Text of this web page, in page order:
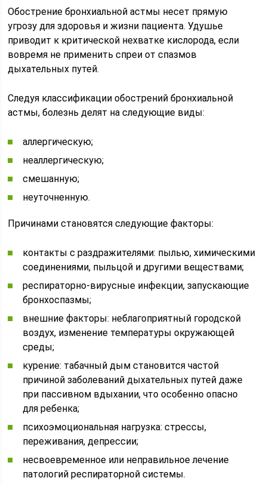
Обострение бронхиальной астмы несет прямую
угрозу для здоровья и жизни пациента. Удушье
приводит к критической нехватке кислорода, если
вовремя не применить спреи от спазмов
дыхательных путей.
Следуя классификации обострений бронхиальной
астмы, болезнь делят на следующие виды:
аллергическую;
неаллергическую;
смешанную;
неуточненную.
Причинами становятся следующие факторы:
контакты с раздражителями: пылью, химическими
соединениями, пыльцой и другими веществами;
респираторно-вирусные инфекции, запускающие
бронхоспазмы;
внешние факторы: неблагоприятный городской
воздух, изменение температуры окружающей
среды;
курение: табачный дым становится частой
причиной заболеваний дыхательных путей даже
при пассивном вдыхании, что особенно опасно
для ребенка;
психоэмоциональная нагрузка: стрессы,
переживания, депрессии;
несвоевременное или неправильное лечение
патологий респираторной системы.